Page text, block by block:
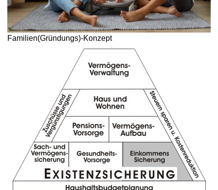
Familien(Gründungs)-Konzept